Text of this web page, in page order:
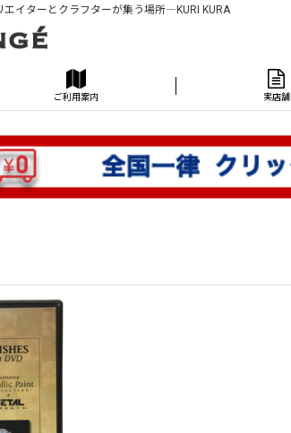
イターとクラフターが集う場所―KURI KURA
ご利用案内 実店舗